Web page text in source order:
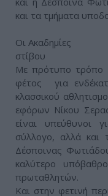
και τα τμήματα
Οι Ακαδημίες
στίβου
Με πρότυπο τρόπο
φέτος για
κλασσικού
εφόρων Νίκου
είναι υπεύθυνοι
σύλλογο, αλλά και
Δέσποινας
καλύτερο
πρωταθλητών.
Και στην φετινή